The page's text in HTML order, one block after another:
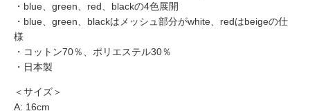
・blue、green、red、blackの4色展開
・blue、green、blackはメッシュ部分がwhite、redはbeigeの仕
様
・コットン70％、ポリエステル30％
・日本製
＜サイズ＞
A: 16cm